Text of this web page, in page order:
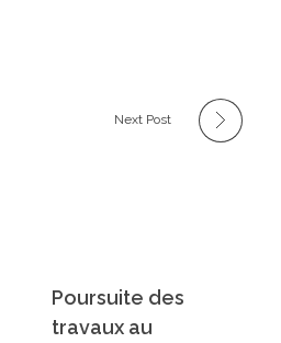
Next Post
Poursuite des
travaux au